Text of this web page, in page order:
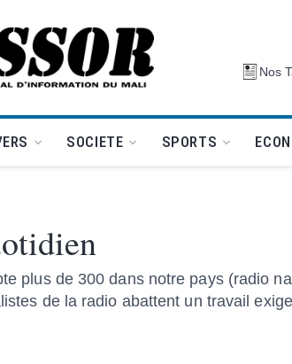
L'Essor - retour à la une Nos
SOCIETE SPORTS
plus de 300 dans notre pays (radio
de la radio abattent un travail